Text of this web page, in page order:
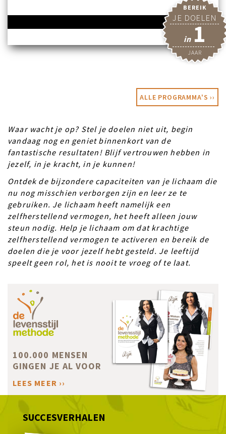
BEREIK
JE DOELEN
in1
JAAR
ALLE PROGRAMMA'S ››
Waar wacht je op? Stel je doelen niet uit, begin
vandaag nog en geniet binnenkort van de
fantastische resultaten! Blijf vertrouwen hebben in
jezelf, in je kracht, in je kunnen!
Ontdek de bijzondere capaciteiten van je lichaam die
nu nog misschien verborgen zijn en leer ze te
gebruiken. Je lichaam heeft namelijk een
zelfherstellend vermogen, het heeft alleen jouw
steun nodig. Help je lichaam om dat krachtige
zelfherstellend vermogen te activeren en bereik de
doelen die je voor jezelf hebt gesteld. Je leeftijd
speelt geen rol, het is nooit te vroeg of te laat.
100.000 MENSEN
GINGEN JE AL VOOR
LEES MEER ››
SUCCESVERHALEN